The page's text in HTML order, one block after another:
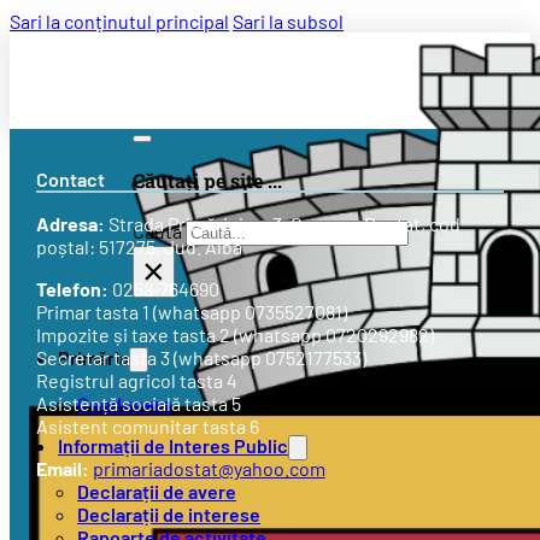
Sari la conținutul principal Sari la subsol
Căutați pe site ...
Caută
×
Primăria
Conducere
Informații de Interes Public
Declarații de avere
Declarații de interese
Contact
Adresa: StradaPrimăriei nr. 3, Comuna Doștat, cod
poștal: 517275, Jud. Alba
Telefon: 0258-764690
Primar tasta 1 (whatsapp 0735527081)
Impozite și taxe tasta 2 (whatsapp 0720292982)
Secretar tasta 3 (whatsapp 0752177533)
Registrul agricol tasta 4
Asistență socială tasta 5
Asistent comunitar tasta 6
Email: primariadostat@yahoo.com